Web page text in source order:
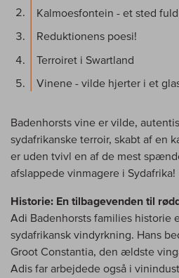
Kalmoesfontein - et sted
Reduktionens poesi!
Terroiret i Swartland
Vinene - vilde hjerter i et
Badenhorsts vine er vilde,
sydafrikanske terroir, skabt af en
er uden tvivl en af de mest
afslappede vinmagere i Sydafrika!
Historie: En tilbagevenden til
Adi Badenhorsts families historie
sydafrikansk vindyrkning. Hans
Groot Constantia, den ældste
Adis far arbejdede også i